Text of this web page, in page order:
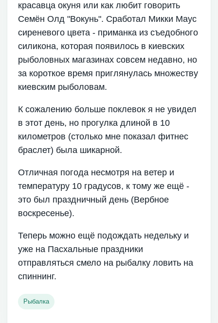
красавца окуня или как любит говорить
Семён Олд "Вокунь". Сработал Микки Маус
сиреневого цвета - приманка из съедобного
силикона, которая появилось в киевских
рыболовных магазинах совсем недавно, но
за короткое время приглянулась множеству
киевским рыболовам.
К сожалению больше поклевок я не увидел
в этот день, но прогулка длиной в 10
километров (столько мне показал фитнес
браслет) была шикарной.
Отличная погода несмотря на ветер и
температуру 10 градусов, к тому же ещё -
это был праздничный день (Вербное
воскресенье).
Теперь можно ещё подождать недельку и
уже на Пасхальные праздники
отправляться смело на рыбалку ловить на
спиннинг.
Рыбалка